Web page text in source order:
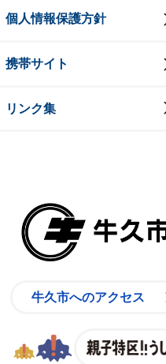
個人情報保護方針
携帯サイト
リンク集
牛久市へのアクセス